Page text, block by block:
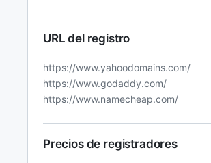
URL del registro
https://www.yahoodomains.com/
https://www.godaddy.com/
https://www.namecheap.com/
Precios de registradores